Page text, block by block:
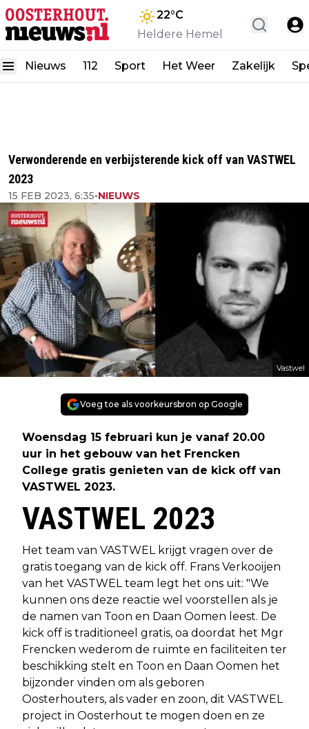
22°C
Heldere Hemel
Nieuws 112 Sport Het Weer Zakelijk
Verwonderende en verbijsterende kick off van VASTWEL
2023
15 FEB 2023, 6:35•NIEUWS
Vastwel
Voeg toe als voorkeursbron op Google
Woensdag 15 februari kun je vanaf 20.00
uur in het gebouw van het Frencken
College gratis genieten van de kick off van
VASTWEL 2023.
VASTWEL 2023
Het team van VASTWEL krijgt vragen over de
gratis toegang van de kick off. Frans Verkooijen
van het VASTWEL team legt het ons uit: "We
kunnen ons deze reactie wel voorstellen als je
de namen van Toon en Daan Oomen leest. De
kick off is traditioneel gratis, oa doordat het Mgr
Frencken wederom de ruimte en faciliteiten ter
beschikking stelt en Toon en Daan Oomen het
bijzonder vinden om als geboren
Oosterhouters, als vader en zoon, dit VASTWEL
project in Oosterhout te mogen doen en ze